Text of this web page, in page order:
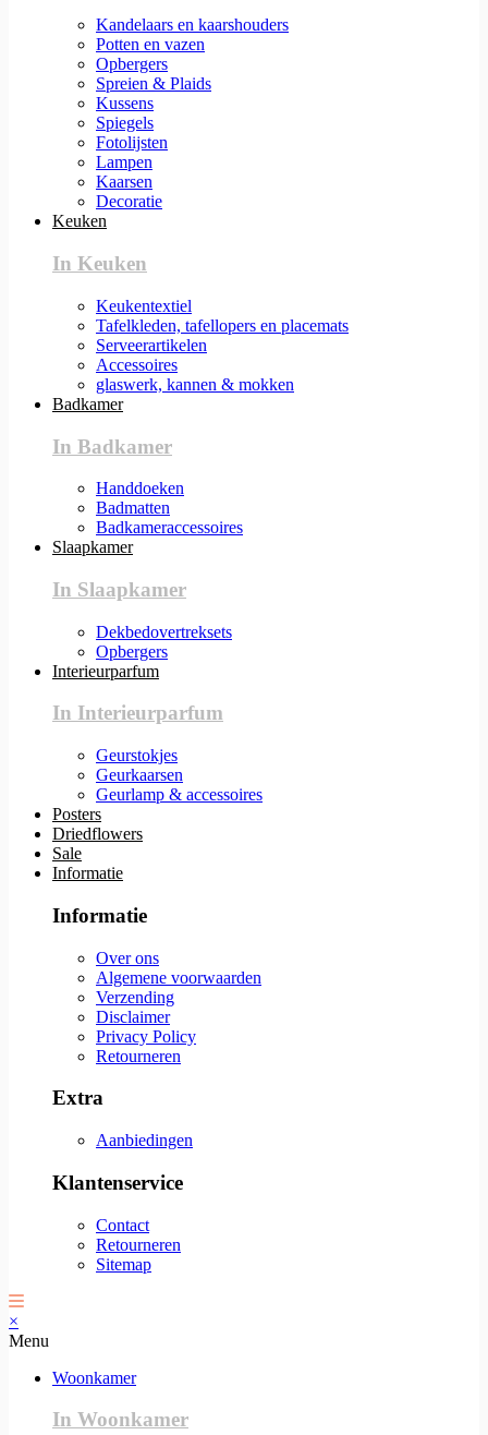
Kandelaars en kaarshouders
Potten en vazen
Opbergers
Spreien & Plaids
Kussens
Spiegels
Fotolijsten
Lampen
Kaarsen
Decoratie
Keuken
In Keuken
Keukentextiel
Tafelkleden, tafellopers en placemats
Serveerartikelen
Accessoires
glaswerk, kannen & mokken
Badkamer
In Badkamer
Handdoeken
Badmatten
Badkameraccessoires
Slaapkamer
In Slaapkamer
Dekbedovertreksets
Opbergers
Interieurparfum
In Interieurparfum
Geurstokjes
Geurkaarsen
Geurlamp & accessoires
Posters
Driedflowers
Sale
Informatie
Informatie
Over ons
Algemene voorwaarden
Verzending
Disclaimer
Privacy Policy
Retourneren
Extra
Aanbiedingen
Klantenservice
Contact
Retourneren
Sitemap
×
Menu
Woonkamer
In Woonkamer